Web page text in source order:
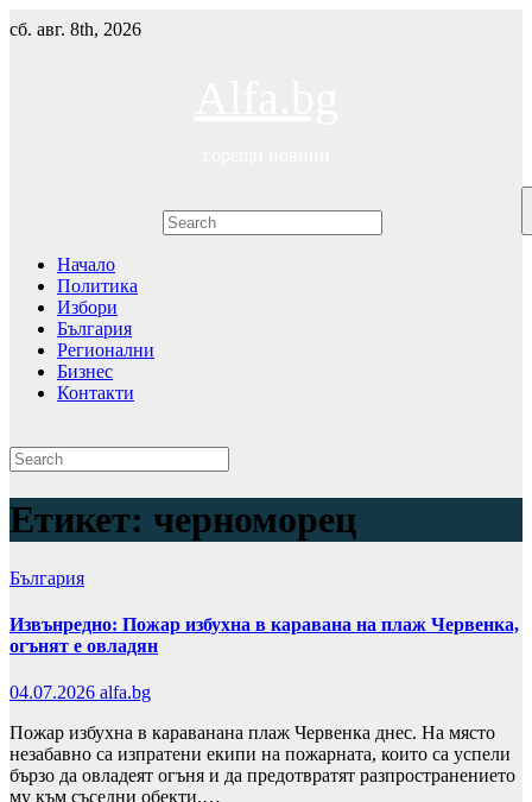
Skip
to
сб. авг. 8th, 2026
Начало
Политика
Избори
България
Регионални
Бизнес
Контакти
Етикет: черноморец
България
Извънредно: Пожар избухна в каравана на плаж Червенка,
огънят е овладян
04.07.2026 alfa.bg
Пожар избухна в караванана плаж Червенка днес. На място
незабавно са изпратени екипи на пожарната, които са успели
бързо да овладеят огъня и да предотвратят разпространението
му към съседни обекти.…